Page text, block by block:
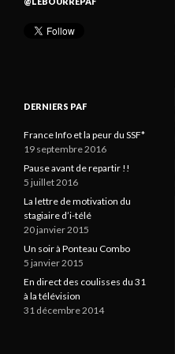
DERNIERS PAF
France Info et la peur du SSF*
19 septembre 2016
Pause avant de repartir !!
5 juillet 2016
La lettre de motivation du
stagiaire d’i-télé
20 janvier 2015
Un soir à Ponteau Combo
5 janvier 2015
En direct des coulisses du 31
à la télévision
31 décembre 2014